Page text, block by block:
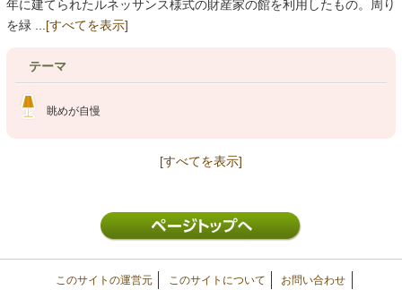
年に建てられたルネッサンス様式の財産家の館を利用したもの。周り
を緑 ... [すべてを表示]
テーマ
眺めが自慢
[すべてを表示]
このサイトの運営元 このサイトについて お問い合わせ